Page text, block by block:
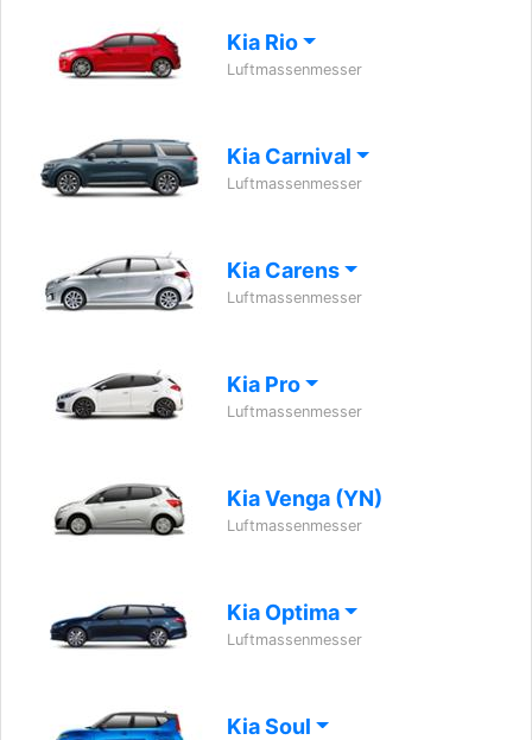
Kia Rio
Luftmassenmesser
Kia Carnival
Luftmassenmesser
Kia Carens
Luftmassenmesser
Kia Pro
Luftmassenmesser
Kia Venga (YN)
Luftmassenmesser
Kia Optima
Luftmassenmesser
Kia Soul